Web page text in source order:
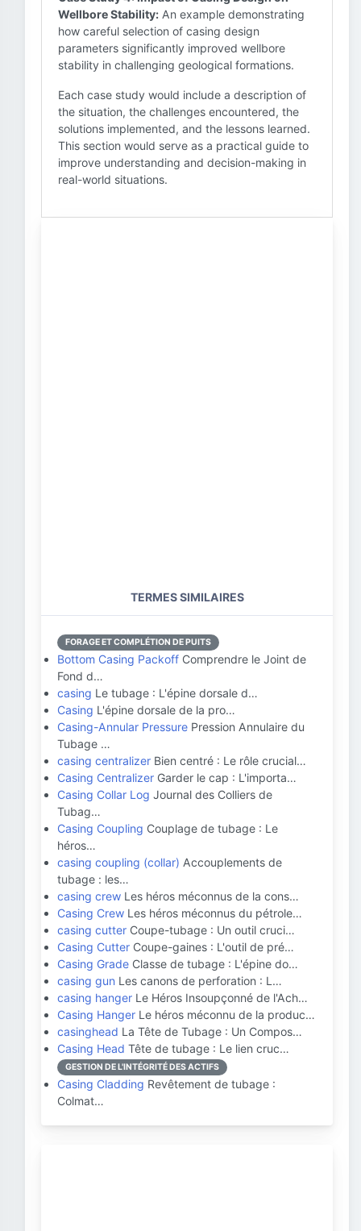
Wellbore Stability: An example demonstrating
how careful selection of casing design
parameters significantly improved wellbore
stability in challenging geological formations.
Each case study would include a description of
the situation, the challenges encountered, the
solutions implemented, and the lessons learned.
This section would serve as a practical guide to
improve understanding and decision-making in
real-world situations.
TERMES SIMILAIRES
FORAGE ET COMPLÉTION DE PUITS
Bottom Casing Packoff Comprendre le Joint de
Fond d…
casing Le tubage : L'épine dorsale d…
Casing L'épine dorsale de la pro…
Casing-Annular Pressure Pression Annulaire du
Tubage …
casing centralizer Bien centré : Le rôle crucial…
Casing Centralizer Garder le cap : L'importa…
Casing Collar Log Journal des Colliers de
Tubag…
Casing Coupling Couplage de tubage : Le
héros…
casing coupling (collar) Accouplements de
tubage : les…
casing crew Les héros méconnus de la cons…
Casing Crew Les héros méconnus du pétrole…
casing cutter Coupe-tubage : Un outil cruci…
Casing Cutter Coupe-gaines : L'outil de pré…
Casing Grade Classe de tubage : L'épine do…
casing gun Les canons de perforation : L…
casing hanger Le Héros Insoupçonné de l'Ach…
Casing Hanger Le héros méconnu de la produc…
casinghead La Tête de Tubage : Un Compos…
Casing Head Tête de tubage : Le lien cruc…
GESTION DE L'INTÉGRITÉ DES ACTIFS
Casing Cladding Revêtement de tubage :
Colmat…